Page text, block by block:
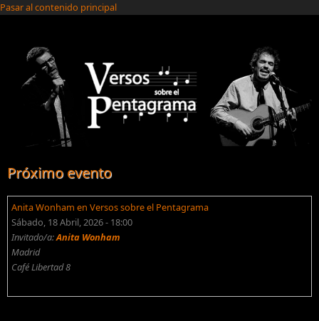
Pasar al contenido principal
Próximo evento
Anita Wonham en Versos sobre el Pentagrama
Sábado, 18 Abril, 2026 - 18:00
Invitado/a:Anita Wonham
Madrid
Café Libertad 8